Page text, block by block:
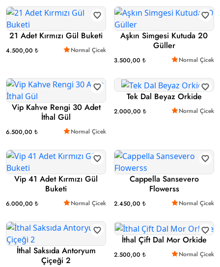
21 Adet Kırmızı Gül Buketi
4.500,00 ₺ Normal Çicek
Aşkın Simgesi Kutuda 20
Güller
3.500,00 ₺ Normal Çicek
Vip Kahve Rengi 30 Adet
İthal Gül
6.500,00 ₺ Normal Çicek
Tek Dal Beyaz Orkide
2.000,00 ₺ Normal Çicek
Vip 41 Adet Kırmızı Gül
Buketi
6.000,00 ₺ Normal Çicek
Cappella Sansevero
Flowerss
2.450,00 ₺ Normal Çicek
İthal Saksıda Antoryum
Çiçeği 2
İthal Çift Dal Mor Orkide
2.500,00 ₺ Normal Çicek